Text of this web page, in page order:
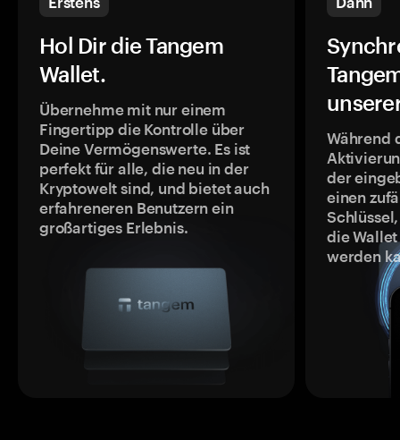
Hol Dir die Tangem
Wallet.
Übernehme mit nur einem
Fingertipp die Kontrolle über
Deine Vermögenswerte. Es ist
perfekt für alle, die neu in der
Kryptowelt sind, und bietet auch
erfahreneren Benutzern ein
großartiges Erlebnis.
Während
der
einen
die
werden